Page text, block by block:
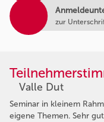
zur
Valle Dut
Seminar in kleinem
eigene Themen. Sehr